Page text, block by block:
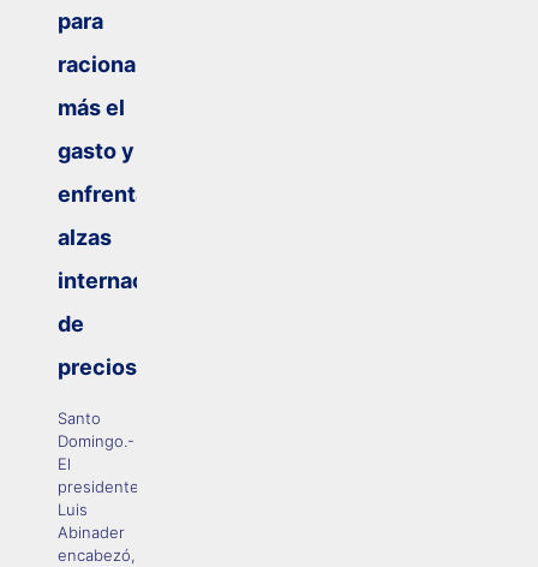
para
racionalizar
más el
gasto y
enfrentar
alzas
internacionales
de
precios
Santo
Domingo.-
El
presidente
Luis
Abinader
encabezó,